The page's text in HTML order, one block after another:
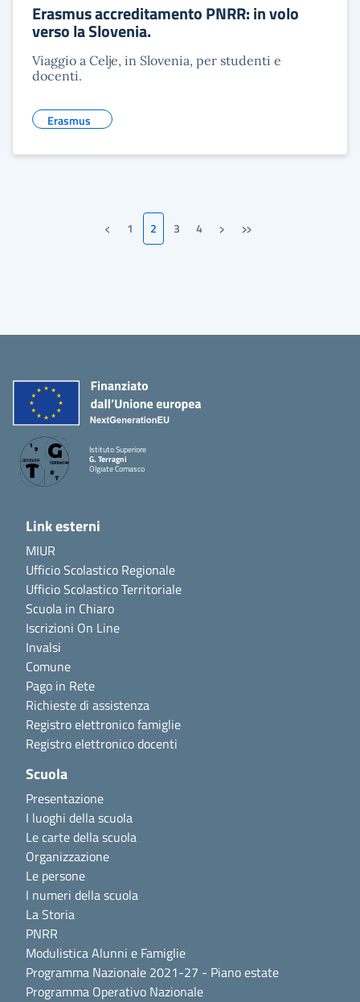
Erasmus accreditamento PNRR: in volo
verso la Slovenia.
Viaggio a Celje, in Slovenia, per studenti e
docenti.
Erasmus
‹Pagina precedente
1 2 3 4 Pagina successiva
› Ultima pagina
»
Istituto Superiore
G. Terragni
Olgiate Comasco
Link esterni
MIUR
Ufficio Scolastico Regionale
Ufficio Scolastico Territoriale
Scuola in Chiaro
Iscrizioni On Line
Invalsi
Comune
Pago in Rete
Richieste di assistenza
Registro elettronico famiglie
Registro elettronico docenti
Scuola
Presentazione
I luoghi della scuola
Le carte della scuola
Organizzazione
Le persone
I numeri della scuola
La Storia
PNRR
Modulistica Alunni e Famiglie
Programma Nazionale 2021-27 - Piano estate
Programma Operativo Nazionale